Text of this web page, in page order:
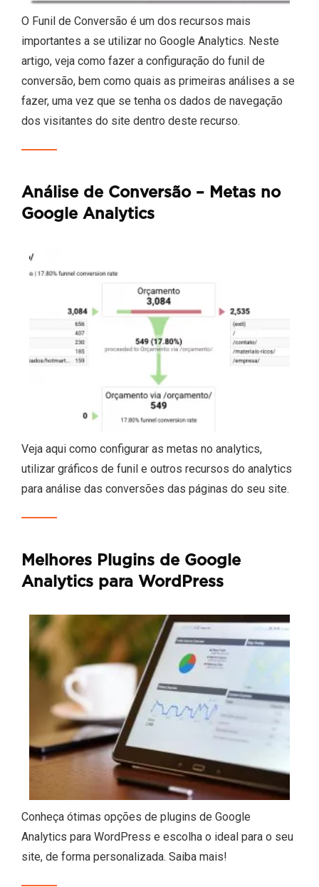
O Funil de Conversão é um dos recursos mais
importantes a se utilizar no Google Analytics. Neste
artigo, veja como fazer a configuração do funil de
conversão, bem como quais as primeiras análises a se
fazer, uma vez que se tenha os dados de navegação
dos visitantes do site dentro deste recurso.
Análise de Conversão – Metas no
Google Analytics
Veja aqui como configurar as metas no analytics,
utilizar gráficos de funil e outros recursos do analytics
para análise das conversões das páginas do seu site.
Melhores Plugins de Google
Analytics para WordPress
Conheça ótimas opções de plugins de Google
Analytics para WordPress e escolha o ideal para o seu
site, de forma personalizada. Saiba mais!